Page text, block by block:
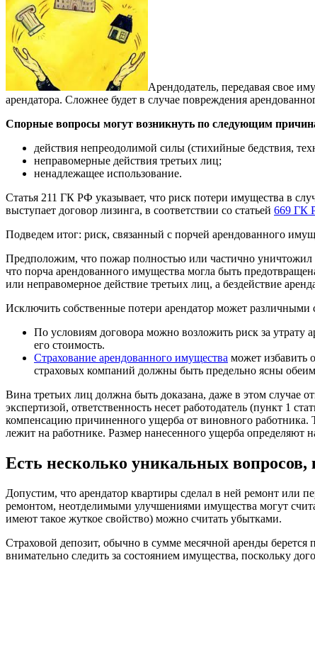
Арендодатель, передавая свое
арендатора. Сложнее будет в случае повреждения
Спорные вопросы могут возникнуть по следующим
действия непреодолимой силы (стихийные бедствия,
неправомерные действия третьих лиц;
ненадлежащее использование.
Статья 211 ГК РФ указывает, что риск потери имущества в
выступает договор лизинга, в соответствии со статьей 669 ГК
Подведем итог: риск, связанный с порчей арендованного
Предположим, что пожар полностью или частично уничтожил
что порча арендованного имущества могла быть
или неправомерное действие третьих лиц, а бездействие
Исключить собственные потери арендатор может
По условиям договора можно возложить риск за утрату
его стоимость.
Страхование арендованного имущества может избавить
страховых компаний должны быть предельно ясны
Вина третьих лиц должна быть доказана, даже в этом случае
экспертизой, ответственность несет работодатель (пункт 1
компенсацию причиненного ущерба от виновного работника.
лежит на работнике. Размер нанесенного ущерба
Есть несколько уникальных
Допустим, что арендатор квартиры сделал в ней ремонт или
ремонтом, неотделимыми улучшениями имущества могут
имеют такое жуткое свойство) можно считать убытками.
Страховой депозит, обычно в сумме месячной аренды
внимательно следить за состоянием имущества, поскольку